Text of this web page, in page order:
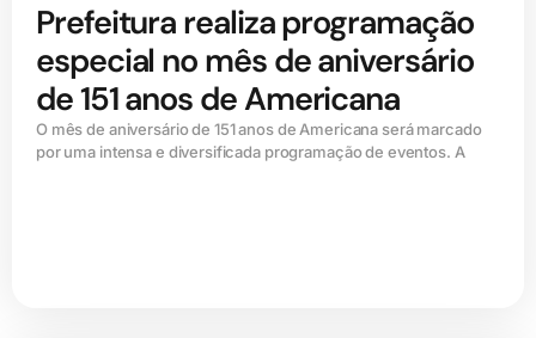
Prefeitura realiza programação
especial no mês de aniversário
de 151 anos de Americana
O mês de aniversário de 151 anos de Americana será marcado
por uma intensa e diversificada programação de eventos. A